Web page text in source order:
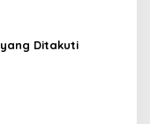
yang Ditakuti